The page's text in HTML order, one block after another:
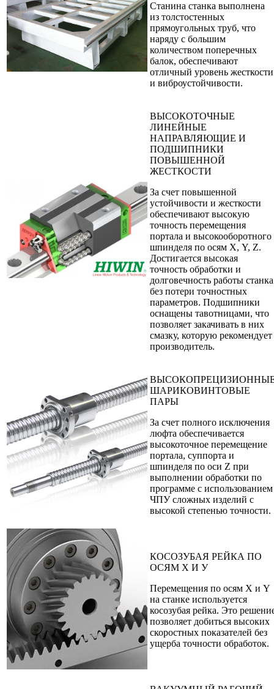
Станина станка выполнена
из толстостенных
прямоугольных труб, что
наряду с большим
количеством поперечных
балок, обеспечивают
отличный уровень жесткости
и виброустойчивости.
ВЫСОКОТОЧНЫЕ
ЛИНЕЙНЫЕ
НАПРАВЛЯЮЩИЕ И
ПОДШИПНИКИ
ПОВЫШЕННОЙ
ЖЕСТКОСТИ
За счет повышенной
устойчивости и жесткости
обеспечивают высокую
точность перемещения
портала и высокооборотного
шпинделя по осям Х, Y, Z.
Достигается высокая
точность обработки и
долговечность работы станка
без потери точностных
параметров. Подшипники
оснащены тавотницами, что
позволяет закачивать в них
смазку, которую рекомендует
производитель.
ШАРИКОВИНТОВЫЕ
ПАРЫ
За счет полного исключения
люфта обеспечивается
высокоточное перемещение
портала, суппорта и
шпинделя по оси Z при
выполнении обработки по
программе с использованием
ЧПУ сложных изделий с
высокой степенью точности.
КОСОЗУБАЯ РЕЙКА ПО
ОСЯМ Х И У
Перемещения по осям Х и Y
на станке используется
косозубая рейка. Это
позволяет добиться высоких
скоростных показателей без
ущерба точности обработок.